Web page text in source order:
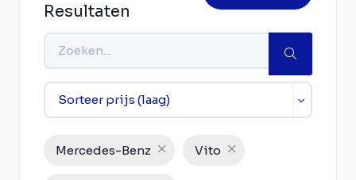
Resultaten
Mercedes-Benz Vito